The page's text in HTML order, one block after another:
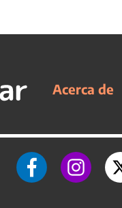
Acerca de